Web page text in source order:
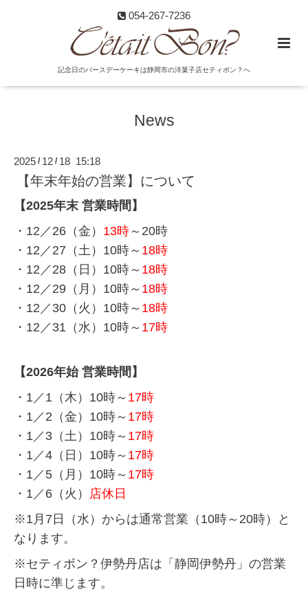
054-267-7236
記念日のバースデーケーキは静岡市の洋菓子店セティボン？へ
News
2025 / 12 / 18 15:18
【年末年始の営業】について
【2025年末 営業時間】
・12／26（金） 13時～20時
・12／27（土）10時～ 18時
・12／28（日）10時～ 18時
・12／29（月）10時～ 18時
・12／30（火）10時～ 18時
・12／31（水）10時～ 17時
【2026年始 営業時間】
・1／1（木）10時～ 17時
・1／2（金）10時～ 17時
・1／3（土）10時～ 17時
・1／4（日）10時～ 17時
・1／5（月）10時～ 17時
・1／6（火） 店休日
※1月7日（水）からは通常営業（10時～20時）と
なります。
※セティボン？伊勢丹店は「静岡伊勢丹」の営業
日時に準じます。